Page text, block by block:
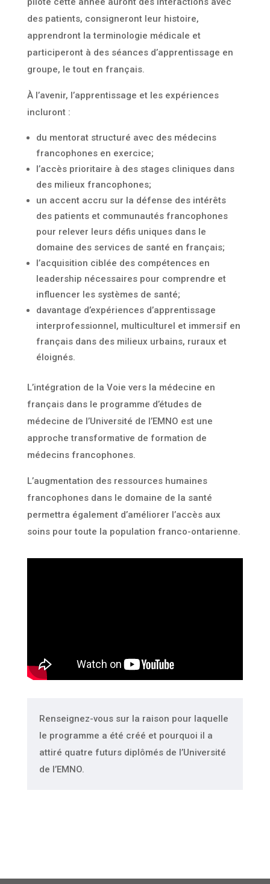
des patients, consigneront leur histoire,
apprendront la terminologie médicale et
participeront à des séances d’apprentissage en
groupe, le tout en français.
À l’avenir, l’apprentissage et les expériences
incluront :
du mentorat structuré avec des médecins
francophones en exercice;
l’accès prioritaire à des stages cliniques dans
des milieux francophones;
un accent accru sur la défense des intérêts
des patients et communautés francophones
pour relever leurs défis uniques dans le
domaine des services de santé en français;
l’acquisition ciblée des compétences en
leadership nécessaires pour comprendre et
influencer les systèmes de santé;
davantage d’expériences d’apprentissage
interprofessionnel, multiculturel et immersif en
français dans des milieux urbains, ruraux et
éloignés.
L’intégration de la Voie vers la médecine en
français dans le programme d’études de
médecine de l’Université de l’EMNO est une
approche transformative de formation de
médecins francophones.
L’augmentation des ressources humaines
francophones dans le domaine de la santé
permettra également d’améliorer l’accès aux
soins pour toute la population franco-ontarienne.
Renseignez-vous sur la raison pour laquelle
le programme a été créé et pourquoi il a
attiré quatre futurs diplômés de l’Université
de l’EMNO.